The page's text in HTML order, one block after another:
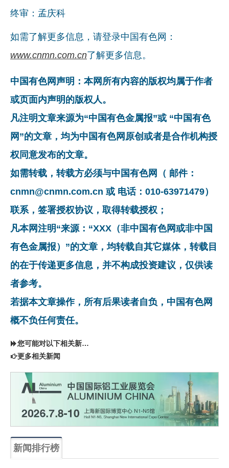
终审：孟庆科
如需了解更多信息，请登录中国有色网：
www.cnmn.com.cn了解更多信息。
中国有色网声明：本网所有内容的版权均属于作者
或页面内声明的版权人。
凡注明文章来源为“中国有色金属报”或 “中国有色
网”的文章，均为中国有色网原创或者是合作机构授
权同意发布的文章。
如需转载，转载方必须与中国有色网（ 邮件：
cnmn@cnmn.com.cn 或 电话：010-63971479）
联系，签署授权协议，取得转载授权；
凡本网注明“来源：“XXX（非中国有色网或非中国
有色金属报）”的文章，均转载自其它媒体，转载目
的在于传递更多信息，并不构成投资建议，仅供读
者参考。
若据本文章操作，所有后果读者自负，中国有色网
概不负任何责任。
您可能对以下相关新闻同样感兴趣
更多相关新闻
新闻排行榜